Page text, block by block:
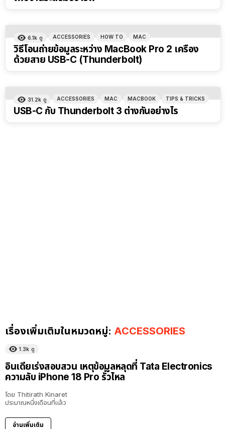
6.1k ดู ACCESSORIES HOW TO MAC
วิธีโอนถ่ายข้อมูลระหว่าง MacBook Pro 2 เครื่อง
ด้วยสาย USB-C (Thunderbolt)
31.2k ดู ACCESSORIES MAC MACBOOK TIPS & TRICKS
USB-C กับ Thunderbolt 3 ต่างกันอย่างไร
เรื่องเพิ่มเติมในหมวดหมู่: ACCESSORIES
1.3k ดู
อินเดียเร่งสอบสวน เหตุข้อมูลหลุดที่ Tata Electronics
ความลับ iPhone 18 Pro รั่วไหล
โดย Thitirath Kinaret
ประมาณหนึ่งเดือนที่แล้ว
อ่านเพิ่มเติม